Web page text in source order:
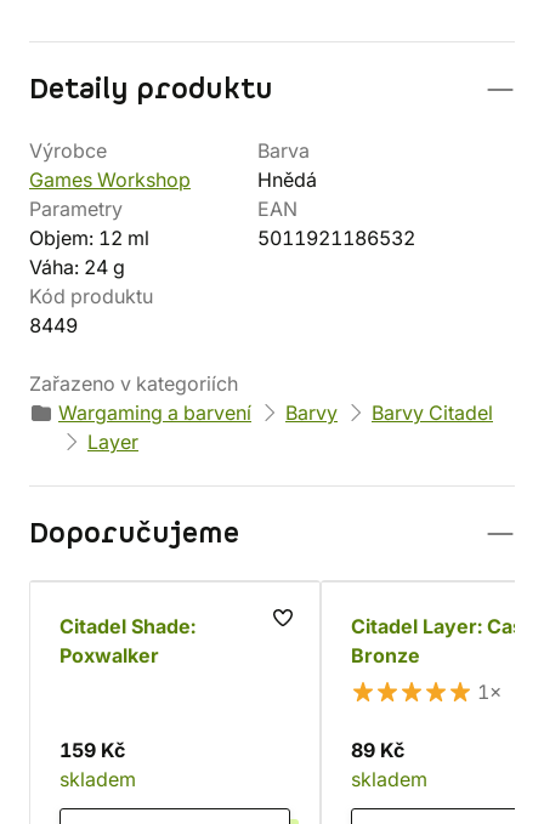
Detaily produktu
Výrobce
Games Workshop
Barva
Hnědá
Parametry
Objem: 12 ml
Váha: 24 g
EAN
5011921186532
Kód produktu
8449
Zařazeno v kategoriích
Wargaming a barvení
Barvy
Barvy Citadel
Layer
Doporučujeme
Citadel Shade:
Poxwalker
159 Kč
skladem
Citadel Layer:
Bronze
1×
89 Kč
skladem